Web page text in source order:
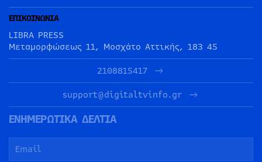
ΕΠΙΚΟΙΝΩΝΙΑ
LIBRA PRESS
Μεταμορφώσεως 11, Μοσχάτο Αττικής, 183 45
2108815417
support@digitaltvinfo.gr
ΕΝΗΜΕΡΩΤΙΚΑ ΔΕΛΤΙΑ